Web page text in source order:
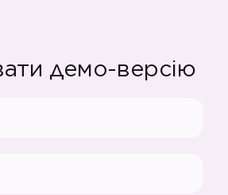
демо-версію